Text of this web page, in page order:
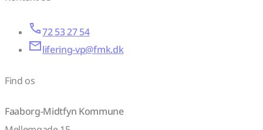
72 53 27 54
lifering-vp@fmk.dk
Find os
Faaborg-Midtfyn Kommune